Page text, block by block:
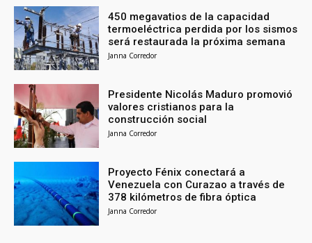
450 megavatios de la capacidad
termoeléctrica perdida por los sismos
será restaurada la próxima semana
Janna Corredor
Presidente Nicolás Maduro promovió
valores cristianos para la
construcción social
Janna Corredor
Proyecto Fénix conectará a
Venezuela con Curazao a través de
378 kilómetros de fibra óptica
Janna Corredor